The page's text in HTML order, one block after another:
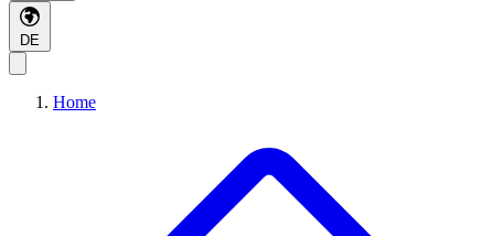
DE
Home